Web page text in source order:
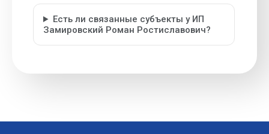
Есть ли связанные субъекты у ИП
Замировский Роман Ростиславович?